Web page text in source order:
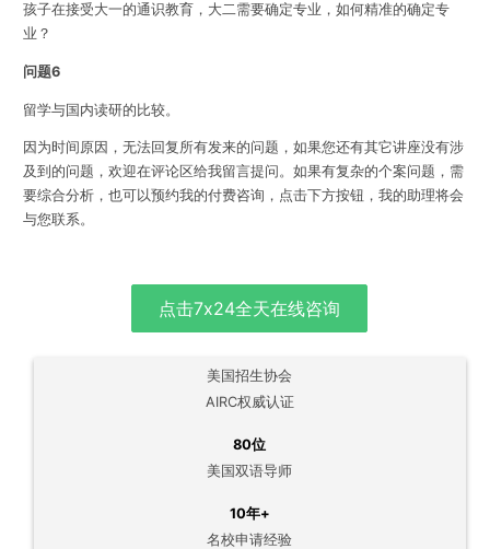
孩子在接受大一的通识教育，大二需要确定专业，如何精准的确定专
业？
问题6
留学与国内读研的比较。
因为时间原因，无法回复所有发来的问题，如果您还有其它讲座没有涉
及到的问题，欢迎在评论区给我留言提问。如果有复杂的个案问题，需
要综合分析，也可以预约我的付费咨询，点击下方按钮，我的助理将会
与您联系。
点击7x24全天在线咨询
美国招生协会
AIRC权威认证
80位
美国双语导师
10年+
名校申请经验